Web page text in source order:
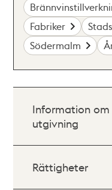
Fabriker
Södermalm
Information
utgivning
Rättigheter